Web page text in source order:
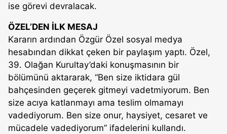
ise görevi devralacak.
ÖZEL’DEN İLK MESAJ
Kararın ardından Özgür Özel sosyal medya
hesabından dikkat çeken bir paylaşım yaptı. Özel,
39. Olağan Kurultay’daki konuşmasının bir
bölümünü aktararak, “Ben size iktidara gül
bahçesinden geçerek gitmeyi vadetmiyorum. Ben
size acıya katlanmayı ama teslim olmamayı
vadediyorum. Ben size onur, haysiyet, cesaret ve
mücadele vadediyorum” ifadelerini kullandı.